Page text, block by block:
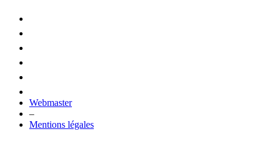
Webmaster
–
Mentions légales